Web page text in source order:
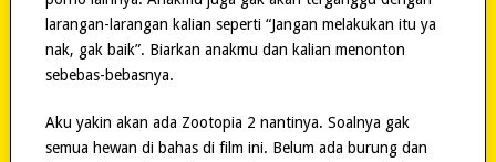
larangan-larangan kalian seperti “Jangan melakukan itu ya
nak, gak baik”. Biarkan anakmu dan kalian menonton
sebebas-bebasnya.
Aku yakin akan ada Zootopia 2 nantinya. Soalnya gak
semua hewan di bahas di film ini. Belum ada burung dan